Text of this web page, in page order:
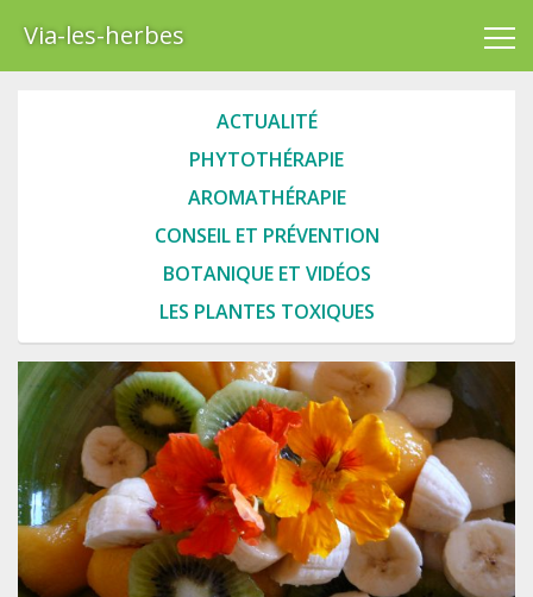
Via-les-herbes
ACTUALITÉ
PHYTOTHÉRAPIE
AROMATHÉRAPIE
CONSEIL ET PRÉVENTION
BOTANIQUE ET VIDÉOS
LES PLANTES TOXIQUES